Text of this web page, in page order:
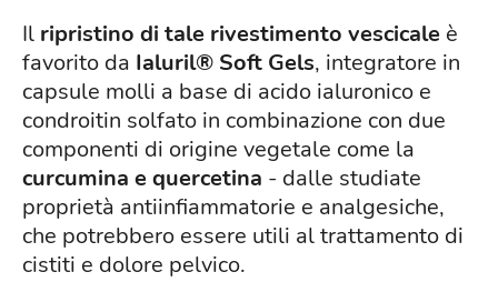
Il ripristino di tale rivestimento vescicale è
favorito da Ialuril® Soft Gels, integratore in
capsule molli a base di acido ialuronico e
condroitin solfato in combinazione con due
componenti di origine vegetale come la
curcumina e quercetina - dalle studiate
proprietà antiinfiammatorie e analgesiche,
che potrebbero essere utili al trattamento di
cistiti e dolore pelvico.